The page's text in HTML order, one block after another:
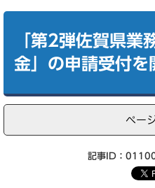
「第2弾佐賀県業
金」の申請受付を
ペー
記事ID：